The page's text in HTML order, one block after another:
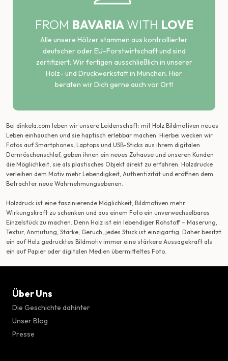
FROM BAVARIA WITH LOVE
Alle unsere Hölzer stammen aus kontrollierter
deutscher oder EU-Forstwirtschaft und sind
zertifiziert. Wir fertigen ausschließlich in unserer
Holz- und Druckwerkstatt in München. Hier
beraten wir Dich gerne auch vor Ort!
Bei dinkela.com leben wir unsere Leidenschaft: mit Holz Bildmotiven neues
Leben einhauchen und sie haptisch erlebbar machen. Hierbei wecken wir
Fotos auf Smartphones, Laptops und USB-Sticks aus ihrem digitalen
Dornröschenschlaf, geben ihnen ein neues Zuhause und unseren Kunden
die Möglichkeit, sie als plastisches Objekt direkt zu erfahren. Holzdrucke
verleihen dem Motiv mehr Lebendigkeit, Authentizität und eröffnen dem
Betrachter neue Wahrnehmungsebenen.
Holzdruck ist eine faszinierende Möglichkeit, Bildmotiven mehr
Wirkungskraft zu schenken und aus einem Foto ein unverwechselbares
Einzelstück zu machen. Denn Holz ist ein lebendiger Rohstoff – Maserung,
Textur, Anmutung, Stärke, Geruch, jedes Stück ist einzigartig. Daher besitzt
ein auf Holz gedrucktes Bildmotiv immer eine stärkere Aussagekraft als
ein auf Papier oder digitalen Medien übermitteltes Foto.
Über Uns
Die Geschichte dahinter
Unser Blog
Presse